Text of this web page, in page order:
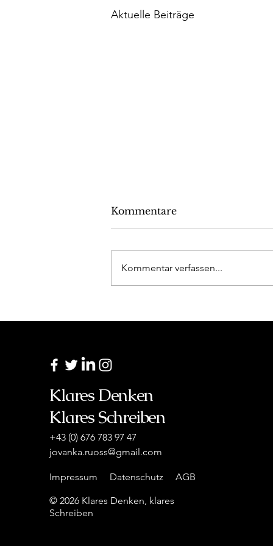
Aktuelle Beiträge
Zugehörigkeit: Eine
Kommentare
Kommentar verfassen...
Klares Denken
Klares Schreiben
+43 (0) 676 783 97 47
jovanka.ruoss@gmail.com
Impressum Datenschutz AGB
© 2026 Klares Denken, klares
Schreiben